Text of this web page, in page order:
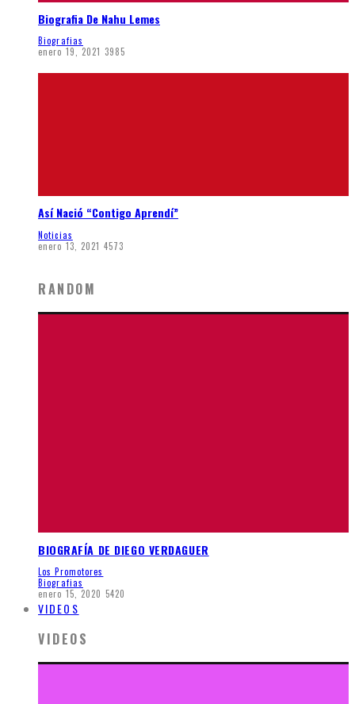
Biografia De Nahu Lemes
Biografias
enero 19, 2021 3985
Así Nació “Contigo Aprendí”
Noticias
enero 13, 2021 4573
RANDOM
BIOGRAFÍA DE DIEGO VERDAGUER
Los Promotores
Biografias
enero 15, 2020 5420
VIDEOS
VIDEOS